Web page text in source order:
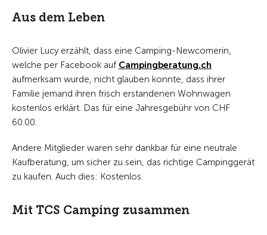
Aus dem Leben
Olivier Lucy erzählt, dass eine Camping-Newcomerin,
welche per Facebook auf Campingberatung.ch
aufmerksam wurde, nicht glauben konnte, dass ihrer
Familie jemand ihren frisch erstandenen Wohnwagen
kostenlos erklärt. Das für eine Jahresgebühr von CHF
60.00.
Andere Mitglieder waren sehr dankbar für eine neutrale
Kaufberatung, um sicher zu sein, das richtige Campinggerät
zu kaufen. Auch dies: Kostenlos.
Mit TCS Camping zusammen